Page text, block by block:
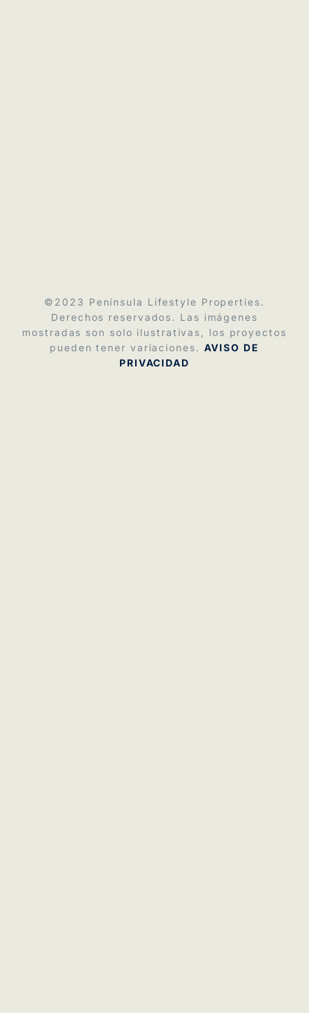
©2023 Península Lifestyle Properties.
Derechos reservados. Las imágenes
mostradas son solo ilustrativas, los proyectos
pueden tener variaciones. AVISO DE
PRIVACIDAD